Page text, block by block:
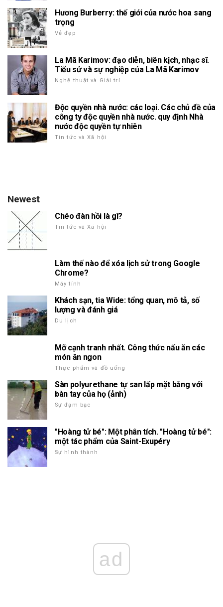
Hương Burberry: thế giới của nước hoa sang
trọng
Vẻ đẹp
La Mã Karimov: đạo diễn, biên kịch, nhạc sĩ.
Tiểu sử và sự nghiệp của La Mã Karimov
Nghệ thuật và Giải trí
Độc quyền nhà nước: các loại. Các chủ đề của
công ty độc quyền nhà nước. quy định Nhà
nước độc quyền tự nhiên
Tin tức và Xã hội
Newest
Chéo đàn hồi là gì?
Tin tức và Xã hội
Làm thế nào để xóa lịch sử trong Google
Chrome?
Máy tính
Khách sạn, tia Wide: tổng quan, mô tả, số
lượng và đánh giá
Du lịch
Mỡ cạnh tranh nhất. Công thức nấu ăn các
món ăn ngon
Thực phẩm và đồ uống
Sàn polyurethane tự san lấp mặt bằng với
bàn tay của họ (ảnh)
Sự đạm bạc
"Hoàng tử bé": Một phân tích. "Hoàng tử bé":
một tác phẩm của Saint-Exupéry
Sự hình thành
ad